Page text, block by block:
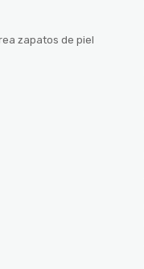
zapatos de piel